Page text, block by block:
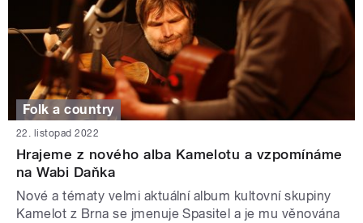
Folk a country
22. listopad 2022
Hrajeme z nového alba Kamelotu a vzpomínáme
na Wabi Daňka
Nové a tématy velmi aktuální album kultovní skupiny
Kamelot z Brna se jmenuje Spasitel a je mu věnována